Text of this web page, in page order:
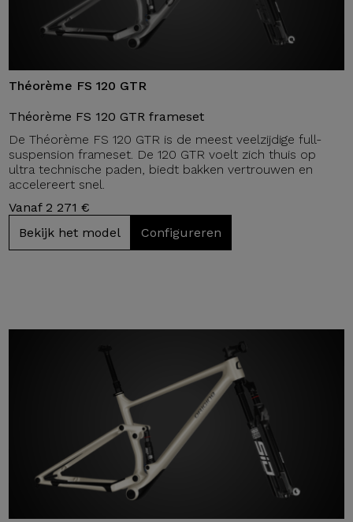
Théorème FS 120 GTR
Théorème FS 120 GTR frameset
De Théorème FS 120 GTR is de meest veelzijdige full-
suspension frameset. De 120 GTR voelt zich thuis op
ultra technische paden, biedt bakken vertrouwen en
accelereert snel.
Vanaf 2 271 €
Bekijk het model
Configureren